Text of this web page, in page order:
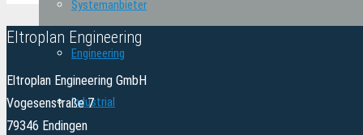
Systemanbieter
Engineering
Industrial
Eltroplan Engineering
Eltroplan Engineering GmbH
Vogesenstraße 7
79346 Endingen